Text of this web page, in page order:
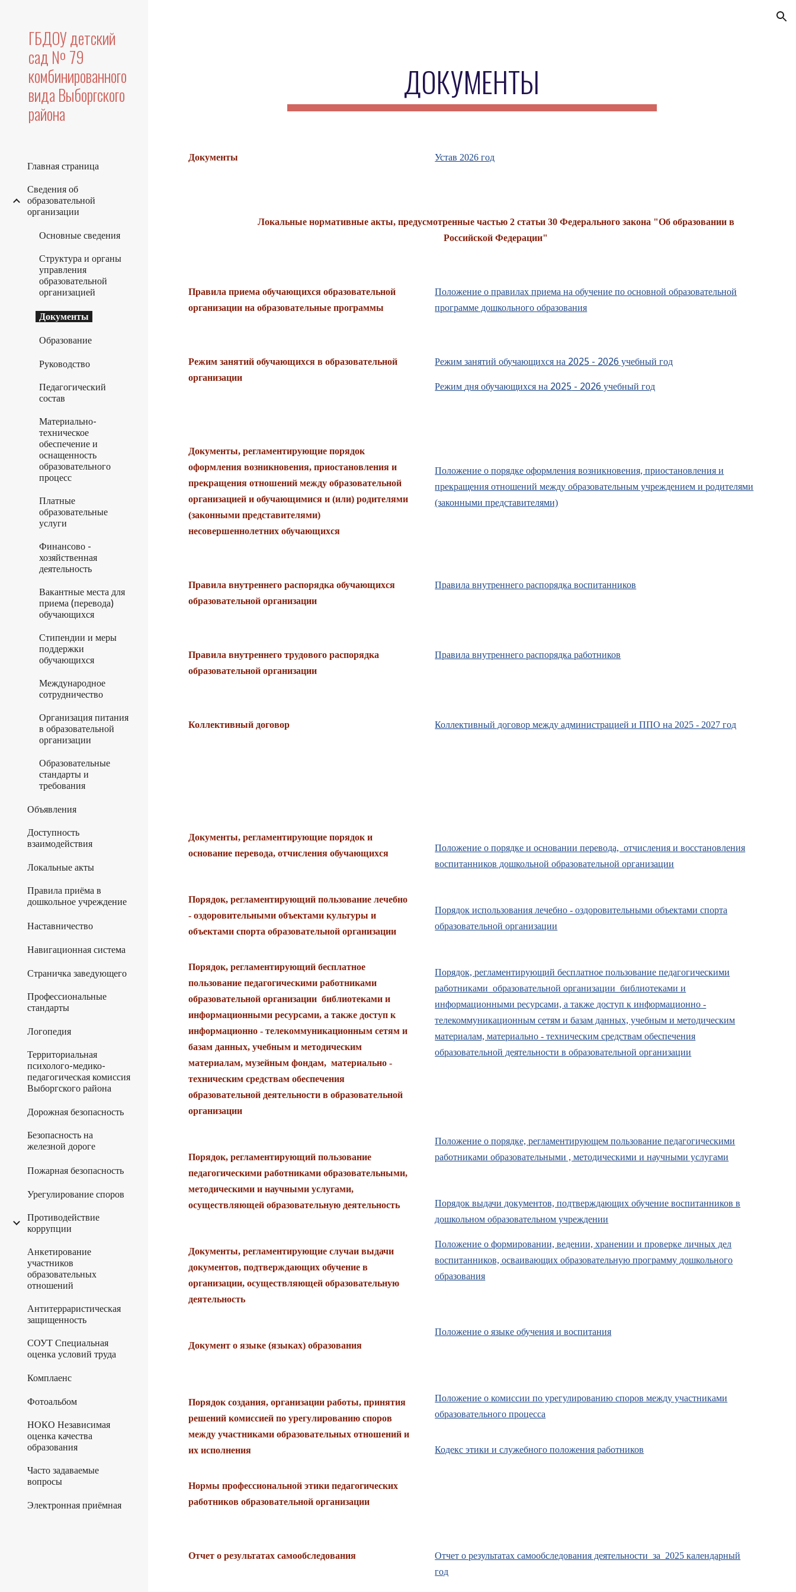
ГБДОУ детский
сад № 79
комбинированного
вида Выборгского
района
Главная страница
Сведения об
образовательной
организации
Основные сведения
Структура и органы
управления
образовательной
организацией
Документы
Образование
Руководство
Педагогический
состав
Материально-
техническое
обеспечение и
оснащенность
образовательного
процесс
Платные
образовательные
услуги
Финансово -
хозяйственная
деятельность
Вакантные места для
приема (перевода)
обучающихся
Стипендии и меры
поддержки
обучающихся
Международное
сотрудничество
Организация питания
в образовательной
организации
Образовательные
стандарты и
требования
Объявления
Доступность
взаимодействия
Локальные акты
Правила приёма в
дошкольное учреждение
Наставничество
Навигационная система
Страничка заведующего
Профессиональные
стандарты
Логопедия
Территориальная
психолого-медико-
педагогическая комиссия
Выборгского района
Дорожная безопасность
Безопасность на
железной дороге
Пожарная безопасность
Урегулирование споров
Противодействие
коррупции
Анкетирование
участников
образовательных
отношений
Антитерраристическая
защищенность
СОУТ Специальная
оценка условий труда
Комплаенс
Фотоальбом
НОКО Независимая
оценка качества
образования
Часто задаваемые
вопросы
Электронная приёмная
ДОКУМЕНТЫ
Документы Устав 2026 год
Локальные нормативные акты, предусмотренные частью 2 статьи 30 Федерального закона "Об образовании в
Российской Федерации"
Правила приема обучающихся образовательной
организации на образовательные программы
Положение о правилах приема на обучение по основной образовательной
программе дошкольного образования
Режим занятий обучающихся в образовательной
организации
Режим занятий обучающихся на 2025 - 2026 учебный год
Режимдняобучающихся на 2025 - 2026 учебный год
Документы, регламентирующие порядок
оформления возникновения, приостановления и
прекращения отношений между образовательной
организацией и обучающимися и (или) родителями
(законными представителями)
несовершеннолетних обучающихся
Положение о порядке оформления возникновения, приостановления и
прекращения отношений между образовательным учреждением и родителями
(законными представителями)
Правила внутреннего распорядка обучающихся
образовательной организации
Правила внутреннего распорядка воспитанников
Правила внутреннего трудового распорядка
образовательной организации
Правила внутреннего распорядка работников
Коллективный договор Коллективный договор между администрацией и ППО на 2025 - 2027 год
Документы, регламентирующие порядок и
основание перевода, отчисления обучающихся
Порядок, регламентирующий пользование лечебно
- оздоровительными объектами культуры и
объектами спорта образовательной организации
Порядок, регламентирующий бесплатное
пользование педагогическими работниками
образовательной организации библиотеками и
информационными ресурсами, а также доступ к
информационно - телекоммуникационным сетям и
базам данных, учебным и методическим
материалам, музейным фондам, материально -
техническим средствам обеспечения
образовательной деятельности в образовательной
организации
Порядок, регламентирующий пользование
педагогическими работниками образовательными,
методическими и научными услугами,
осуществляющей образовательную деятельность
Документы, регламентирующие случаи выдачи
документов, подтверждающих обучение в
организации, осуществляющей образовательную
деятельность
Документ о языке (языках) образования
Порядок создания, организации работы, принятия
решений комиссией по урегулированию споров
между участниками образовательных отношений и
их исполнения
Нормы профессиональной этики педагогических
работников образовательной организации
Положение о порядке и основании перевода, отчисления и восстановления
воспитанников дошкольной образовательной организации
Порядок использования лечебно - оздоровительными объектами спорта
образовательной организации
Порядок, регламентирующий бесплатное пользование педагогическими
работниками образовательной организации библиотеками и
информационными ресурсами, а также доступ к информационно -
телекоммуникационным сетям и базам данных, учебным и методическим
материалам, материально - техническим средствам обеспечения
образовательной деятельности в образовательной организации
Положение о порядке, регламентирующем пользование педагогическими
работниками образовательными , методическими и научными услугами
Порядок выдачи документов, подтверждающих обучение воспитанников в
дошкольном образовательном учреждении
Положение о формировании, ведении, хранении и проверке личных дел
воспитанников, осваивающих образовательную программу дошкольного
образования
Положение о языке обучения и воспитания
Положение о комиссии по урегулированию споров между участниками
образовательного процесса
Кодекс этики и служебного положения работников
Отчет о результатах самообследования
Отчет о результатах самообследования деятельности за 2025 календарный
год